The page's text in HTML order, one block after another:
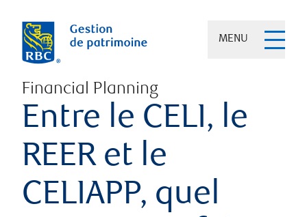
MENU
Financial Planning
Entre le CELI, le
REER et le
CELIAPP, quel